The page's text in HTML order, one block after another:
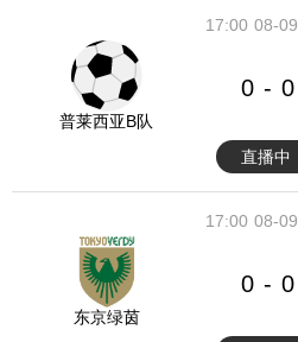
08-09
17:00
普莱西亚B队
0 - 0
直播中
08-09
17:00
东京绿茵
0 - 0